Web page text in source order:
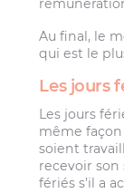
Au final, le
qui est le
Les jours
Les jours
même façon
soient
recevoir
fériés s’il a